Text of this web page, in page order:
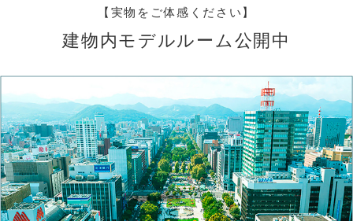
【実物をご体感ください】
建物内モデルルーム公開中